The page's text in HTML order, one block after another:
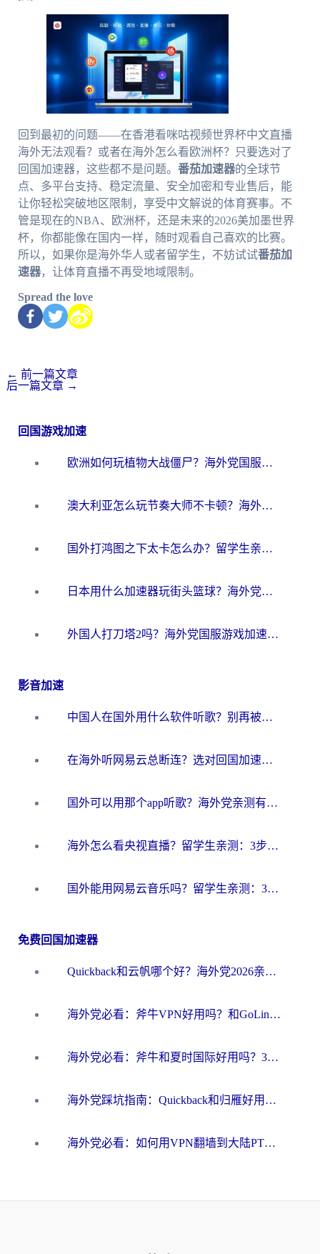
回到最初的问题——在香港看咪咕视频世界杯中文直播
海外无法观看？或者在海外怎么看欧洲杯？只要选对了
回国加速器，这些都不是问题。 番茄加速器的全球节
点、多平台支持、稳定流量、安全加密和专业售后，能
让你轻松突破地区限制，享受中文解说的体育赛事。不
管是现在的NBA、欧洲杯，还是未来的2026美加墨世界
杯，你都能像在国内一样，随时观看自己喜欢的比赛。
所以，如果你是海外华人或者留学生，不妨试试番茄加
速器，让体育直播不再受地域限制。
Spread the love
← 前一篇文章
后一篇文章 →
回国游戏加速
欧洲如何玩植物大战僵尸？海外党国服游戏加速避坑指南（附实测对比）
澳大利亚怎么玩节奏大师不卡顿？海外党国服游戏加速终极指南
国外打鸿图之下太卡怎么办？留学生亲测有效的国服游戏加速方案
日本用什么加速器玩街头篮球？海外党国服游戏不卡顿的终极攻略
外国人打刀塔2吗？海外党国服游戏加速避坑全攻略
影音加速
中国人在国外用什么软件听歌？别再被地域限制卡脖子，这篇教你轻松解锁国内音乐库
在海外听网易云总断连？选对回国加速器，告别地区限制和卡顿
国外可以用那个app听歌？海外党亲测有效的回国加速方案，轻松听国内音乐听书
海外怎么看央视直播？留学生亲测：3步解决版权限制+追剧自由
国外能用网易云音乐吗？留学生亲测：3步解决海外听歌难题
免费回国加速器
Quickback和云帆哪个好？海外党2026亲测指南：选对加速器大陆工具，无缝刷国内剧玩国服
海外党必看：斧牛VPN好用吗？和GoLinkVPN对比哪个回国效果更好？
海外党必看：斧牛和夏时国际好用吗？3步选对回国加速器，无缝刷国内资源
海外党踩坑指南：Quickback和归雁好用吗？选对加速器才能无缝刷国内资源
海外党必看：如何用VPN翻墙到大陆PTT？一篇解决你所有回国加速痛点